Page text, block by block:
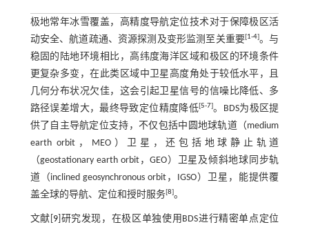
极地常年冰雪覆盖，高精度导航定位技术对于保障极区活
动安全、航道疏通、资源探测及变形监测至关重要[1-4]。与
稳固的陆地环境相比，高纬度海洋区域和极区的环境条件
更复杂多变，在此类区域中卫星高度角处于较低水平，且
几何分布状况欠佳，这会引起卫星信号的信噪比降低、多
路径误差增大，最终导致定位精度降低[5-7]。BDS为极区提
供了自主导航定位支持，不仅包括中圆地球轨道（medium
earth orbit，MEO）卫星，还包括地球静止轨道
（geostationary earth orbit，GEO）卫星及倾斜地球同步轨
道（inclined geosynchronous orbit，IGSO）卫星，能提供覆
盖全球的导航、定位和授时服务[8]。
文献[ 9]研究发现，在极区单独使用BDS进行精密单点定位